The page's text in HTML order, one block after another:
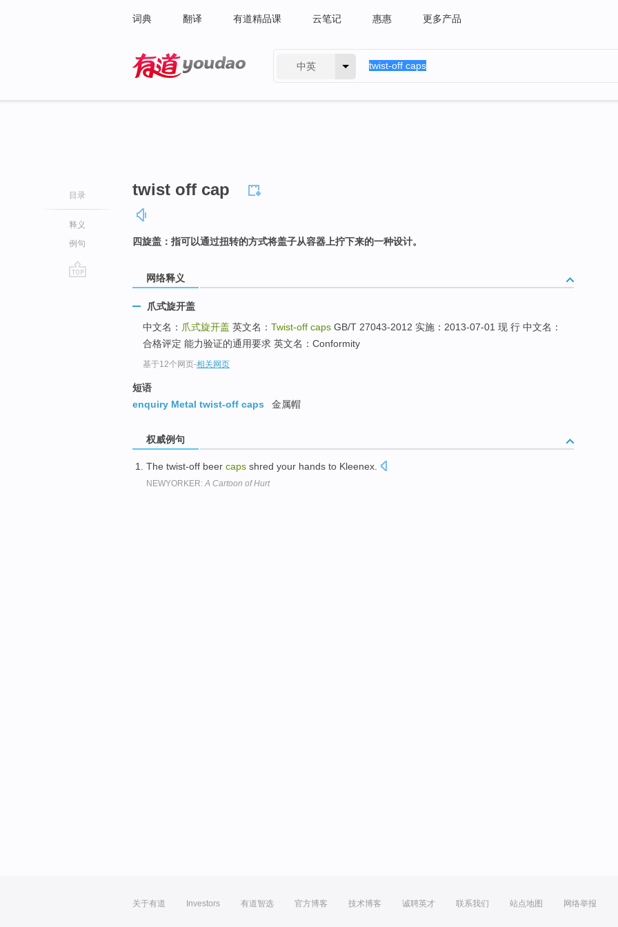
词典 翻译 有道精品课 云笔记 惠惠 更多产品
中英
目录
释义
例句
twist off cap
四旋盖：指可以通过扭转的方式将盖子从容器上拧下来的一种设计。
网络释义
爪式旋开盖
中文名： 爪式旋开盖 英文名： Twist-off caps GB/T 27043-2012 实施：2013-07-01 现 行 中文名：
合格评定 能力验证的通用要求 英文名：Conformity
基于12个网页-相关网页
短语
enquiry Metal twist-off caps
金属帽
权威例句
The twist-off beer caps shred your hands to Kleenex.
NEWYORKER:A Cartoon of Hurt
关于有道 Investors 有道智选 官方博客 技术博客 诚聘英才 联系我们 站点地图 网络举报